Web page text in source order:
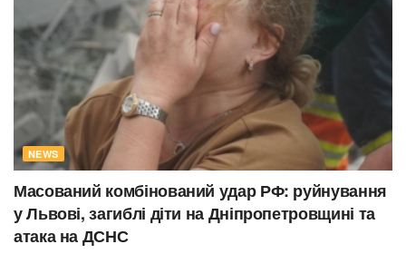
NEWS
Масований комбінований удар РФ: руйнування
у Львові, загиблі діти на Дніпропетровщині та
атака на ДСНС